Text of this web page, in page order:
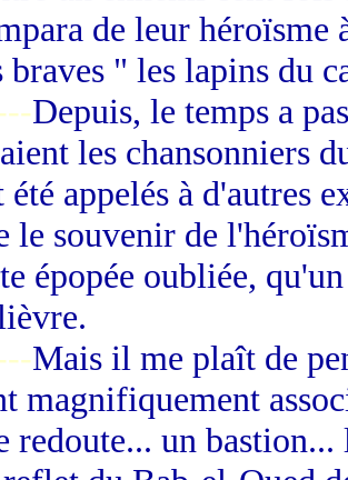
de leur héroïsme
braves " les lapins du
Depuis, le temps a
les chansonniers
été appelés à d'autres
le souvenir de
épopée oubliée,
Mais il me plaît de
magnifiquement
redoute... un